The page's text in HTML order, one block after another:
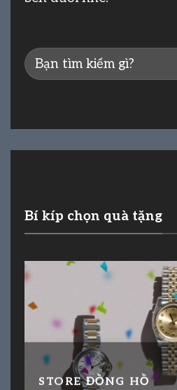
Bí kíp chọn quà tặng
STORE ĐỒNG HỒ